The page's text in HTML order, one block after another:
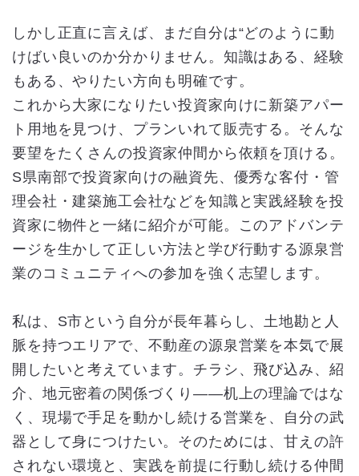
しかし正直に言えば、まだ自分は“どのように動
けばい良いのか分かりません。知識はある、経験
もある、やりたい方向も明確です。
これから大家になりたい投資家向けに新築アパー
ト用地を見つけ、プランいれて販売する。そんな
要望をたくさんの投資家仲間から依頼を頂ける。
S県南部で投資家向けの融資先、優秀な客付・管
理会社・建築施工会社などを知識と実践経験を投
資家に物件と一緒に紹介が可能。このアドバンテ
ージを生かして正しい方法と学び行動する源泉営
業のコミュニティへの参加を強く志望します。
私は、S市という自分が長年暮らし、土地勘と人
脈を持つエリアで、不動産の源泉営業を本気で展
開したいと考えています。チラシ、飛び込み、紹
介、地元密着の関係づくり——机上の理論ではな
く、現場で手足を動かし続ける営業を、自分の武
器として身につけたい。そのためには、甘えの許
されない環境と、実践を前提に行動し続ける仲間